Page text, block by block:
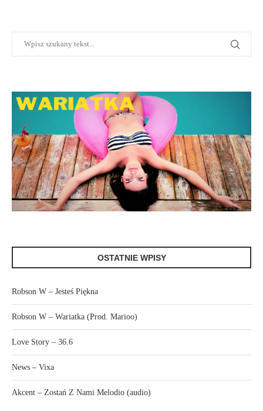
OSTATNIE WPISY
Robson W – Jesteś Piękna
Robson W – Wariatka (Prod. Marioo)
Love Story – 36.6
News – Vixa
Akcent – Zostań Z Nami Melodio (audio)